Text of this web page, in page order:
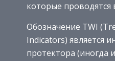
которые проводятся
Обозначение TWI
Indiсatоrs) является
протектора (иногда